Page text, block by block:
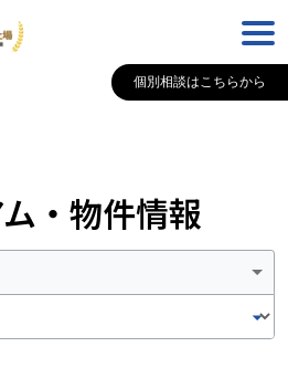
個別相談はこちらから
・物件情報